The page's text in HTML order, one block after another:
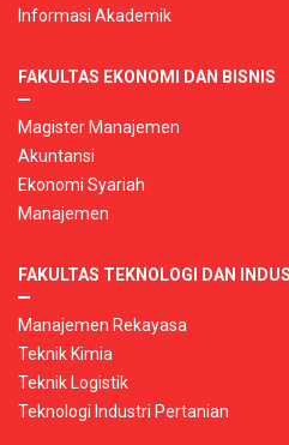
Informasi Akademik
FAKULTAS EKONOMI DAN BISNIS
Magister Manajemen
Akuntansi
Ekonomi Syariah
Manajemen
FAKULTAS TEKNOLOGI DAN
Manajemen Rekayasa
Teknik Kimia
Teknik Logistik
Teknologi Industri Pertanian